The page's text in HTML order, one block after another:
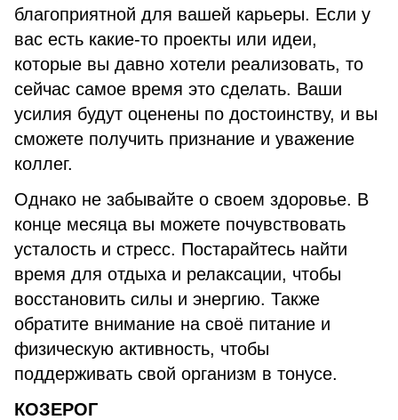
благоприятной для вашей карьеры. Если у
вас есть какие-то проекты или идеи,
которые вы давно хотели реализовать, то
сейчас самое время это сделать. Ваши
усилия будут оценены по достоинству, и вы
сможете получить признание и уважение
коллег.
Однако не забывайте о своем здоровье. В
конце месяца вы можете почувствовать
усталость и стресс. Постарайтесь найти
время для отдыха и релаксации, чтобы
восстановить силы и энергию. Также
обратите внимание на своё питание и
физическую активность, чтобы
поддерживать свой организм в тонусе.
КОЗЕРОГ